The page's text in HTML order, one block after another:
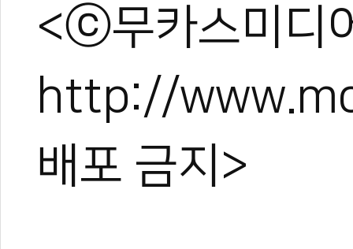
<ⓒ무카스미디
http://
배포 금지>